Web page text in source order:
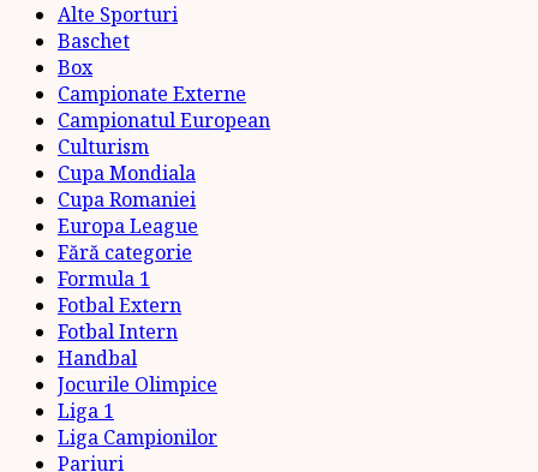
Alte Sporturi
Baschet
Box
Campionate Externe
Campionatul European
Culturism
Cupa Mondiala
Cupa Romaniei
Europa League
Fără categorie
Formula 1
Fotbal Extern
Fotbal Intern
Handbal
Jocurile Olimpice
Liga 1
Liga Campionilor
Pariuri